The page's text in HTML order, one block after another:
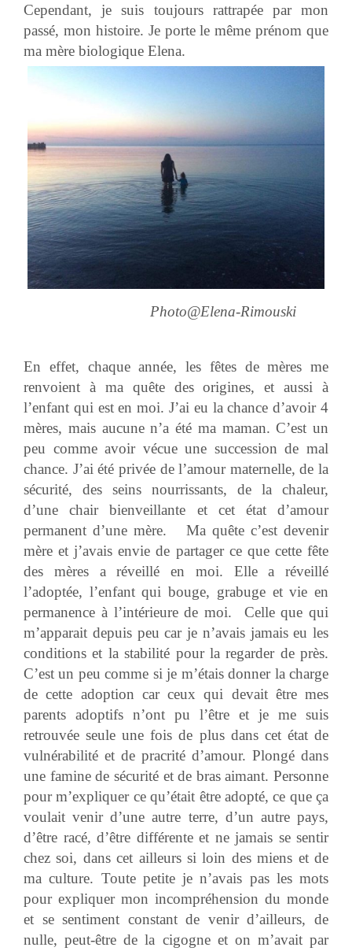
Cependant, je suis toujours rattrapée par mon
passé, mon histoire. Je porte le même prénom que
ma mère biologique Elena.
Photo@Elena-Rimouski
En effet, chaque année, les fêtes de mères me
renvoient à ma quête des origines, et aussi à
l’enfant qui est en moi. J’ai eu la chance d’avoir 4
mères, mais aucune n’a été ma maman. C’est un
peu comme avoir vécue une succession de mal
chance. J’ai été privée de l’amour maternelle, de la
sécurité, des seins nourrissants, de la chaleur,
d’une chair bienveillante et cet état d’amour
permanent d’une mère. Ma quête c’est devenir
mère et j’avais envie de partager ce que cette fête
des mères a réveillé en moi. Elle a réveillé
l’adoptée, l’enfant qui bouge, grabuge et vie en
permanence à l’intérieure de moi. Celle que qui
m’apparait depuis peu car je n’avais jamais eu les
conditions et la stabilité pour la regarder de près.
C’est un peu comme si je m’étais donner la charge
de cette adoption car ceux qui devait être mes
parents adoptifs n’ont pu l’être et je me suis
retrouvée seule une fois de plus dans cet état de
vulnérabilité et de pracrité d’amour. Plongé dans
une famine de sécurité et de bras aimant. Personne
pour m’expliquer ce qu’était être adopté, ce que ça
voulait venir d’une autre terre, d’un autre pays,
d’être racé, d’être différente et ne jamais se sentir
chez soi, dans cet ailleurs si loin des miens et de
ma culture. Toute petite je n’avais pas les mots
pour expliquer mon incompréhension du monde
et se sentiment constant de venir d’ailleurs, de
nulle, peut-être de la cigogne et on m’avait par